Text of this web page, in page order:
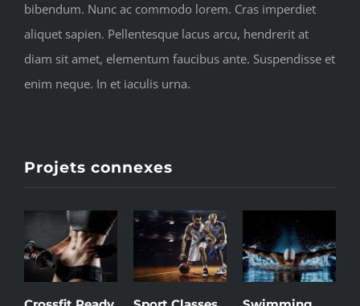
bibendum. Nunc ac commodo lorem. Cras imperdiet
aliquet sapien. Pellentesque lacus arcu, hendrerit at
diam sit amet, elementum faucibus ante. Suspendisse et
enim neque. In et iaculis urna.
Projets connexes